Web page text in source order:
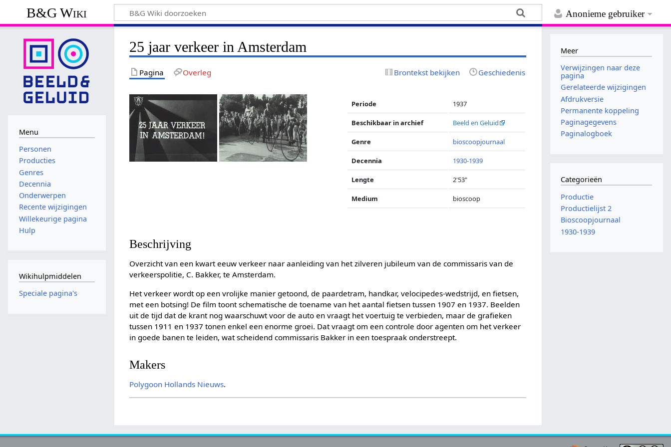
Anonieme gebruiker
B&G Wiki
25 jaar verkeer in Amsterdam
Pagina Overleg Brontekst bekijken Geschiedenis
Periode 1937
Beschikbaar in archief Beeld en Geluid
Genre bioscoopjournaal
Decennia 1930-1939
Lengte 2'53"
Medium bioscoop
Beschrijving
Overzicht van een kwart eeuw verkeer naar aanleiding van het zilveren jubileum van de commissaris van de
verkeerspolitie, C. Bakker, te Amsterdam.
Het verkeer wordt op een vrolijke manier getoond, de paardetram, handkar, velocipedes-wedstrijd, en fietsen,
met een botsing! De film toont schematische de toename van het aantal fietsen tussen 1907 en 1937. Beelden
uit de tijd dat de krant nog waarschuwt voor de auto en vraagt het voertuig te verbieden, maar de grafieken
tussen 1911 en 1937 tonen enkel een enorme groei. Dat vraagt om een controle door agenten om het verkeer
in goede banen te leiden, wat scheidend commissaris Bakker in een toespraak onderstreept.
Makers
Polygoon Hollands Nieuws.
Menu
Personen
Producties
Genres
Decennia
Onderwerpen
Recente wijzigingen
Willekeurige pagina
Hulp
Wikihulpmiddelen
Speciale pagina's
Meer
Verwijzingen naar deze
pagina
Gerelateerde wijzigingen
Afdrukversie
Permanente koppeling
Paginagegevens
Paginalogboek
Categorieën
Productie
Productielijst 2
Bioscoopjournaal
1930-1939